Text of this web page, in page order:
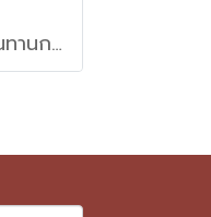
เครื่องทดสอบความทนทานการขัดถูของวัสดุแบบ Taber (Taber type abrasion tester)